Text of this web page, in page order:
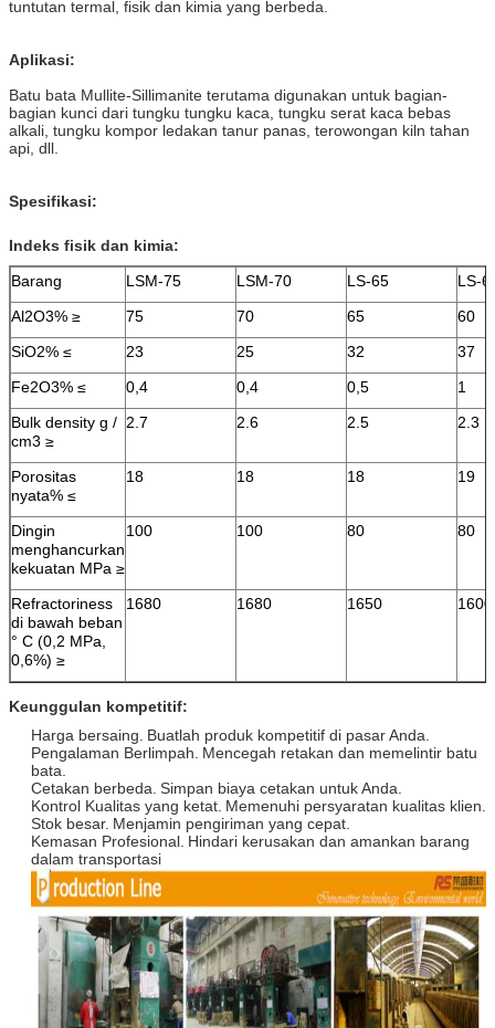
tuntutan termal, fisik dan kimia yang berbeda.
Aplikasi:
Batu bata Mullite-Sillimanite terutama digunakan untuk bagian-
bagian kunci dari tungku tungku kaca, tungku serat kaca bebas
alkali, tungku kompor ledakan tanur panas, terowongan kiln tahan
api, dll.
Spesifikasi:
Indeks fisik dan kimia:
Barang
LSM-75 LSM-70 LS-65
LS-
Al2O3% ≥
75 70 65
60
SiO2% ≤
23 25 32
37
Fe2O3% ≤
0,4 0,4 0,5
1
Bulk density g /
cm3 ≥
2.7 2.6 2.5 2.3
Porositas
nyata% ≤
18 18 18 19
Dingin
menghancurkan
kekuatan MPa ≥
100 100 80 80
Refractoriness
di bawah beban
° C (0,2 MPa,
0,6%) ≥
1680 1680 1650 1600
Keunggulan kompetitif:
Harga bersaing. Buatlah produk kompetitif di pasar Anda.
Pengalaman Berlimpah. Mencegah retakan dan memelintir batu
bata.
Cetakan berbeda. Simpan biaya cetakan untuk Anda.
Kontrol Kualitas yang ketat. Memenuhi persyaratan kualitas klien.
Stok besar. Menjamin pengiriman yang cepat.
Kemasan Profesional. Hindari kerusakan dan amankan barang
dalam transportasi